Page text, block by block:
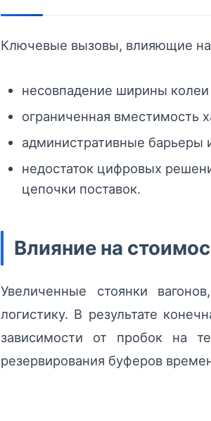
Ключевые вызовы, влияющие
несовпадение ширины
ограниченная вместимость
административные барьеры
недостаток цифровых
цепочки поставок.
Влияние на
Увеличенные стоянки
логистику. В результате
зависимости от пробок на
резервирования буферов